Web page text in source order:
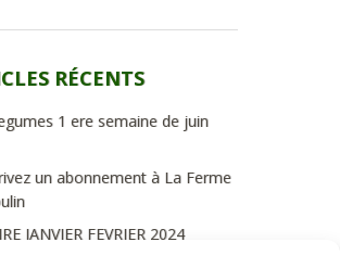
RÉCENTS
1 ere semaine de juin
un abonnement à La Ferme
JANVIER FEVRIER 2024